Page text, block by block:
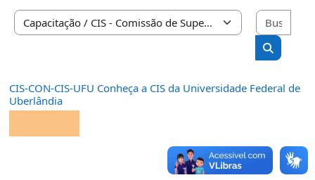
Categorias de Cursos
Buscar
CIS-CON-CIS-UFU Conheça a CIS da Universidade Federal de
Uberlândia